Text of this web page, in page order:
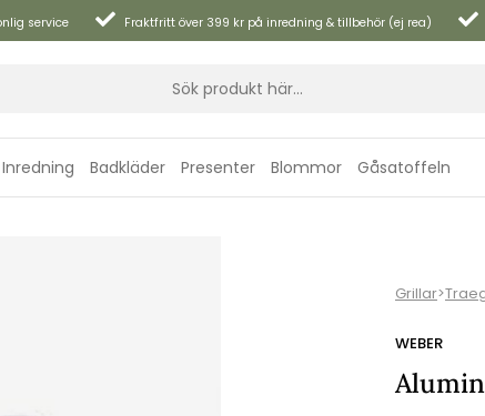
service Fraktfritt över 399 kr på inredning & tillbehör (ej rea)
Inredning Badkläder Presenter Blommor Gåsatoffeln
Grillar>
WEBER